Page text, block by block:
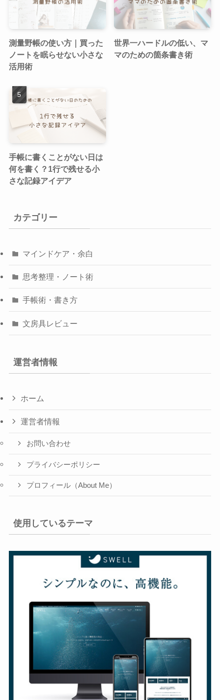
測量野帳の使い方｜買った
ノートを眠らせない小さな
活用術
世界一ハードルの低い、マ
マのための箇条書き術
手帳に書くことがない日は
何を書く？1行で残せる小
さな記録アイデア
カテゴリー
マインドケア・余白
思考整理・ノート術
手帳術・書き方
文房具レビュー
運営者情報
ホーム
運営者情報
お問い合わせ
プライバシーポリシー
プロフィール（About Me）
使用しているテーマ